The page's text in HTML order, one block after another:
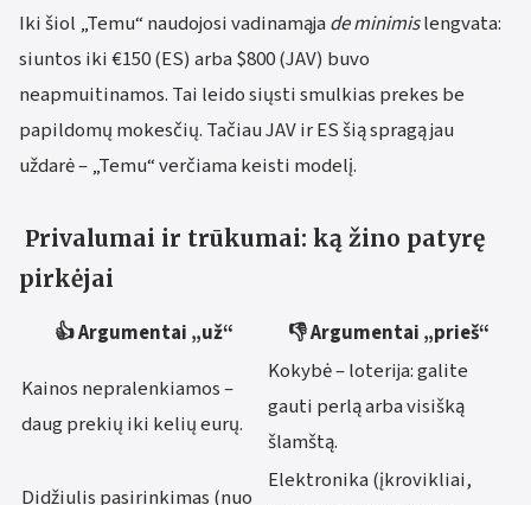
Iki šiol „Temu“ naudojosi vadinamąja de minimislengvata:
siuntos iki €150 (ES) arba $800 (JAV) buvo
neapmuitinamos. Tai leido siųsti smulkias prekes be
papildomų mokesčių. Tačiau JAV ir ES šią spragą jau
uždarė – „Temu“ verčiama keisti modelį.
Privalumai ir trūkumai: ką žino patyrę
pirkėjai
👍 Argumentai „už“
👎 Argumentai „prieš“
Kainos nepralenkiamos –
daug prekių iki kelių eurų.
Kokybė – loterija: galite
gauti perlą arba visišką
šlamštą.
Didžiulis pasirinkimas (nuo
Elektronika (įkrovikliai,